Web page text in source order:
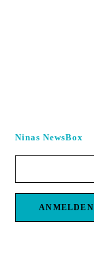
Ninas NewsBox